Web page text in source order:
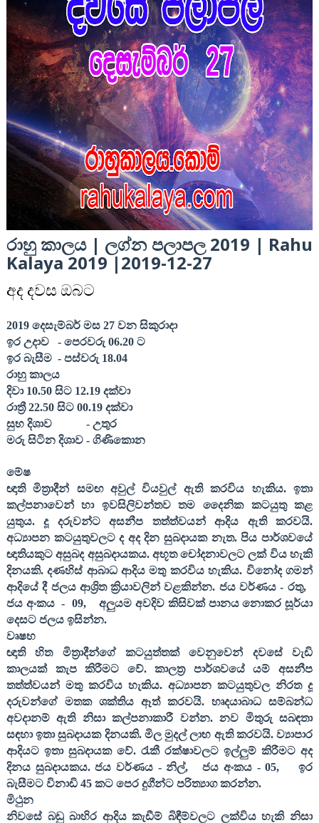
රාහු කාලය | ලග්න පලාපල 2019 | Rahu
Kalaya 2019 |2019-12-27
අද දවස ඔබට
2019දෙසැම්බර් මස 27වන සිකුරාදා
ඉර උදාව
- පෙරවරු 06.20ට
ඉර බැසීම - පස්වරු 18.04
රාහු කාලය
දිවා 10.50 සිට 12.19දක්වා
රාත්‍රී 22.50 සිට 00.19දක්වා
සුභ දිශාව
- උතුර
මරු සිටින දිශාව - ගිණිකොන
මේෂ
ඥාති මිත්‍රාදීන් සමඟ අවුල් වියවුල් ඇති කරවිය හැකිය. ඉතා
කල්පනාවෙන් හා ඉවසිලිවන්තව තම දෛනික කටයුතු කළ
යුතුය. දූ දරුවන්ට අසනීප තත්ත්වයන් ආදිය ඇති කරවයි.
අධ්‍යාපන කටයුතුවලට ද අද දින සුබදායක නැත. පිය පාර්ශවයේ
ඥාතියකුට අසුබද අසුබදායකය. අභූත චෝදනාවලට ලක් විය හැකි
දිනයකි. දණහිස් ආබාධ ආදිය මතු කරවිය හැකිය. විනෝද ගමන්
ආදියේ දී ජලය ආශ්‍රිත ක්‍රියාවලින් වළකින්න. ජය වර්ණය - රතු,
ජය අංකය - 09,
අලුයම අවදිව කිසිවක් පානය නොකර සූර්යා
දෙසට ජලය ඉසින්න.
වෘෂභ
ඥාති හිත මිත්‍රාදීන්ගේ කටයුත්තක් වෙනුවෙන් දවසේ වැඩි
කාලයක් කැප කිරීමට වේ. කාලත්‍ර පාර්ශවයේ යම් අසනීප
තත්ත්වයන් මතු කරවිය හැකිය. අධ්‍යාපන කටයුතුවල නිරත දූ
දරුවන්ගේ මතක ශක්තිය ඈත් කරවයි. හෘදයාබාධ සම්බන්ධ
අවදානම් ඇති නිසා කල්පනාකාරී වන්න. නව මිතුරු සබඳතා
සඳහා ඉතා සුබදායක දිනයකි. මිල මුදල් ලාභ ඇති කරවයි. ව්‍යාපාර
ආදියට ඉතා සුබදායක වේ. රැකී රක්ෂාවලට ඉල්ලුම් කිරීමට අද
දිනය සුබදායකය. ජය වර්ණය - නිල්, ජය අංකය -05,
ඉර
බැසීමට විනාඩි 45කට පෙර දුගීන්ට පරිත්‍යාග කරන්න.
මිථුන
නිවසේ බඩු බාහිර ආදිය කැඩීම් බිඳීම්වලට ලක්විය හැකි නිසා